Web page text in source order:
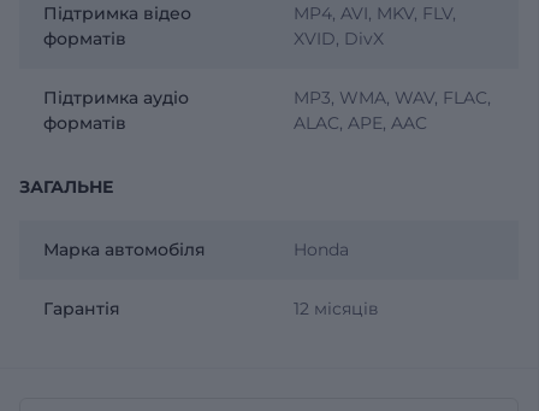
Підтримка відео
форматів
MP4, AVI, MKV, FLV,
XVID, DivX
Підтримка аудіо
форматів
MP3, WMA, WAV, FLAC,
ALAC, APE, AAC
ЗАГАЛЬНЕ
Марка автомобіля Honda
Гарантія 12 місяців